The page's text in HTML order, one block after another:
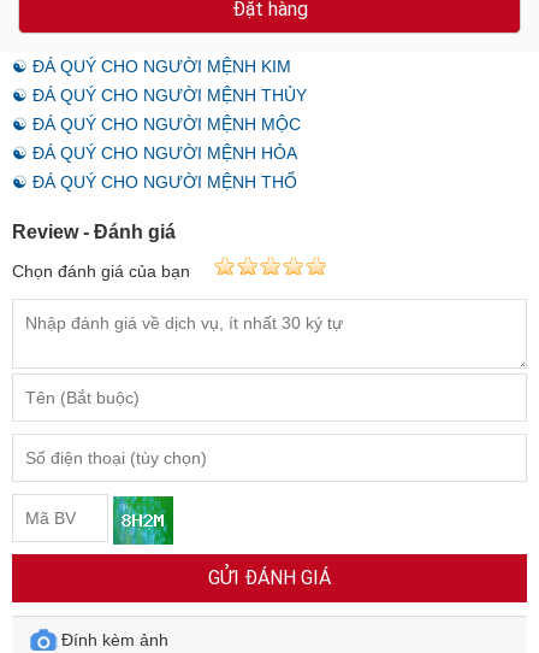
Đặt hàng
☯ ĐÁ QUÝ CHO NGƯỜI MỆNH KIM
☯ ĐÁ QUÝ CHO NGƯỜI MỆNH THỦY
☯ ĐÁ QUÝ CHO NGƯỜI MỆNH MỘC
☯ ĐÁ QUÝ CHO NGƯỜI MỆNH HỎA
☯ ĐÁ QUÝ CHO NGƯỜI MỆNH THỔ
Review - Đánh giá
Chọn đánh giá của bạn
GỬI ĐÁNH GIÁ
Đính kèm ảnh